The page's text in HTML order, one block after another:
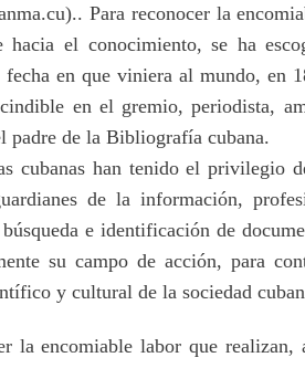
Para reconocer la
hacia el conocimiento, se ha
en que viniera al mundo, en
en el gremio, periodista,
padre de la Bibliografía cubana.
cubanas han tenido el privilegio
de la información,
e identificación de
su campo de acción, para
y cultural de la sociedad
la encomiable labor que